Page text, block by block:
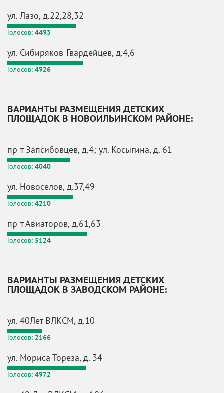
ул. Лазо, д.22,28,32
Голосов: 4493
ул. Сибиряков-Гвардейцев, д.4,6
Голосов: 4926
ВАРИАНТЫ РАЗМЕЩЕНИЯ ДЕТСКИХ
ПЛОЩАДОК В НОВОИЛЬИНСКОМ РАЙОНЕ:
пр-т Запсибовцев, д.4; ул. Косыгина, д. 61
Голосов: 4040
ул. Новоселов, д.37,49
Голосов: 4210
пр-т Авиаторов, д.61,63
Голосов: 5124
ВАРИАНТЫ РАЗМЕЩЕНИЯ ДЕТСКИХ
ПЛОЩАДОК В ЗАВОДСКОМ РАЙОНЕ:
ул. 40Лет ВЛКСМ, д.10
Голосов: 2166
ул. Мориса Тореза, д. 34
Голосов: 4972